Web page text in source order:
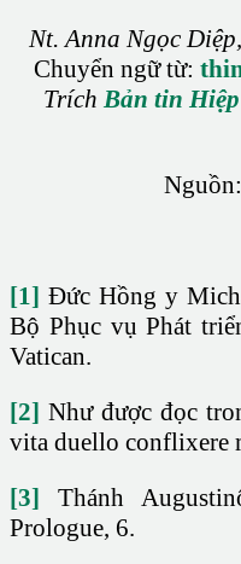
Nt. Anna Ngọc
Chuyển ngữ từ:
TríchBản tin
Nguồn:
[1] Đức Hồng y
Bộ Phục vụ Phát
Vatican.
[2] Như được đọc
vita duello conflixere
[3] Thánh
Prologue, 6.